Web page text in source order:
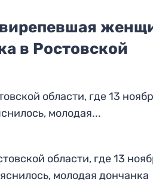
в Ростовской
области, где 13
молодая...
области, где 13
молодая дончанка